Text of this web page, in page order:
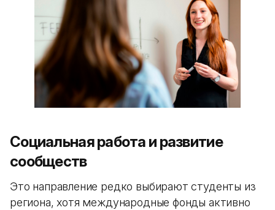
Социальная работа и развитие
сообществ
Это направление редко выбирают студенты из
региона, хотя международные фонды активно